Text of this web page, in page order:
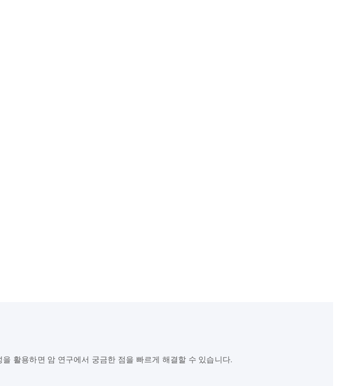
활용하면 암 연구에서 궁금한 점을 빠르게 해결할 수 있습니다.